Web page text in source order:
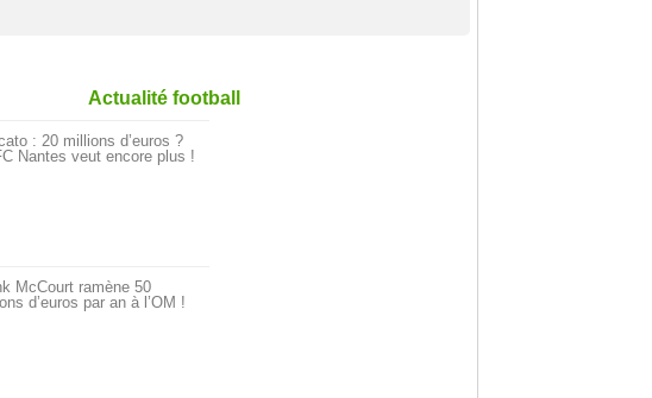
Actualité football
: 20 millions d’euros ?
Nantes veut encore plus !
McCourt ramène 50
d’euros par an à l’OM !